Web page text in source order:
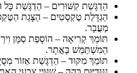
הַדְגָּשַׁת קִשּׁוּרִים – הַדְגָּשַׁת כָּל
הַגְדָּלַת טֶקְסְטִים – הַצָּגַת
מַעֲבָר.
תּוֹמֵךְ קְרִיאָה – הוֹסָפַת סַמָּן
הַמִּשְׁתַּמֵּשׁ בָּאֲתָר.
תּוֹמֵךְ מִקּוּד – הַדְגָּשַׁת אֵזוֹר